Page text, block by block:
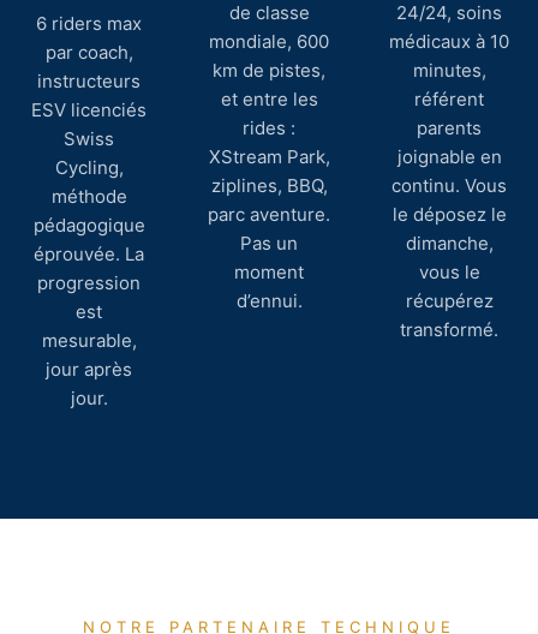
6 riders max
par coach,
instructeurs
ESV licenciés
Swiss
Cycling,
méthode
pédagogique
éprouvée. La
progression
est
mesurable,
jour après
jour.
de classe
mondiale, 600
km de pistes,
et entre les
rides :
XStream Park,
ziplines, BBQ,
parc aventure.
Pas un
moment
d’ennui.
24/24, soins
médicaux à 10
minutes,
référent
parents
joignable en
continu. Vous
le déposez le
dimanche,
vous le
récupérez
transformé.
NOTRE PARTENAIRE TECHNIQUE